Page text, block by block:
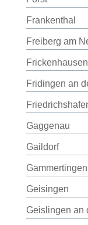
Frankenthal
Freiberg am
Frickenhausen
Fridingen an
Gaggenau
Gaildorf
Gammertingen
Geisingen
Geislingen an